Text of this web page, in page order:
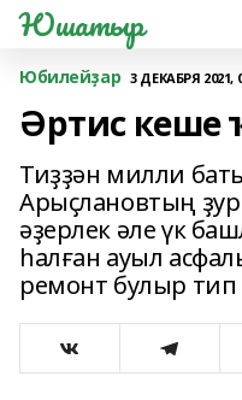
Юшатыр
Юбилейҙар 3 ДЕКАБРЯ 2021,
Әртис кеше
Тиҙҙән милли
Арыҫлановтың
әҙерлек әле үк
һалған ауыл
ремонт булыр тип